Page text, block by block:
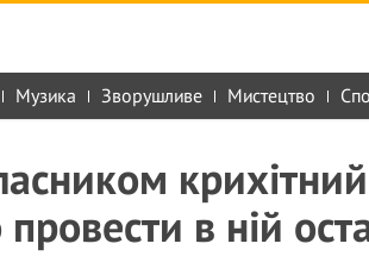
Музика Зворушливе Мистецтво
в ній